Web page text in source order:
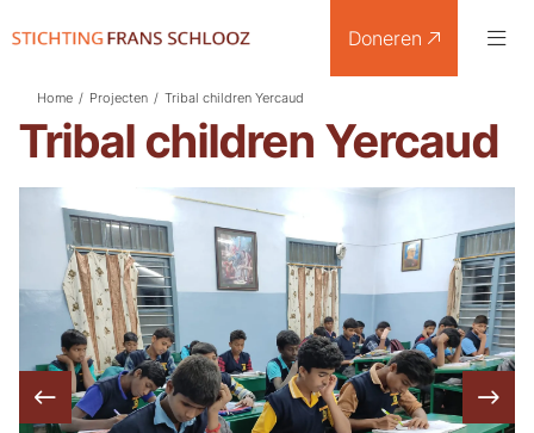
Doneren
Home / Projecten / Tribal children Yercaud
Tribal children Yercaud